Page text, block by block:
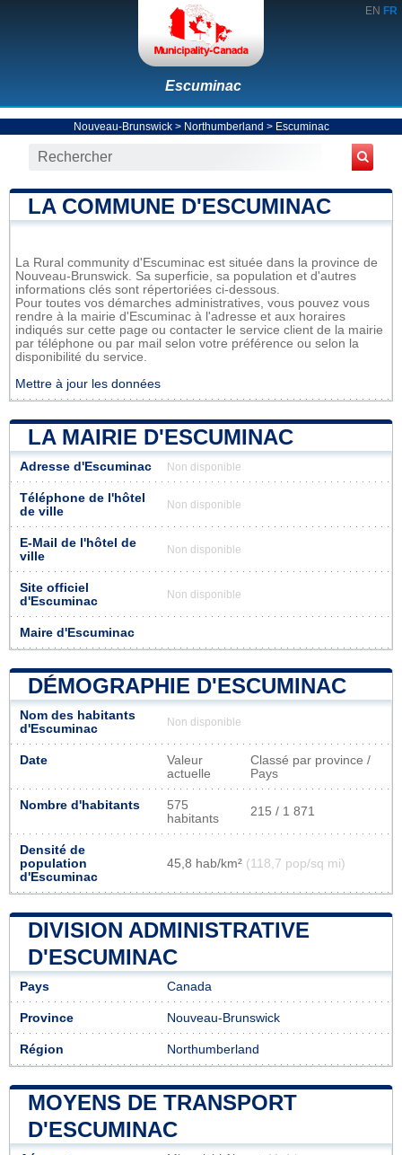
EN FR
Escuminac
Nouveau-Brunswick> Northumberland > Escuminac
LA COMMUNE D'ESCUMINAC
La Rural community d'Escuminac est située dans la province de
Nouveau-Brunswick. Sa superficie, sa population et d'autres
informations clés sont répertoriées ci-dessous.
Pour toutes vos démarches administratives, vous pouvez vous
rendre à la mairie d'Escuminac à l'adresse et aux horaires
indiqués sur cette page ou contacter le service client de la mairie
par téléphone ou par mail selon votre préférence ou selon la
disponibilité du service.
Mettre à jour les données
LA MAIRIE D'ESCUMINAC
Adresse d'Escuminac Non disponible
Téléphone de l'hôtel
de ville
Non disponible
E-Mail de l'hôtel de
ville
Non disponible
Site officiel
d'Escuminac
Non disponible
Maire d'Escuminac
DÉMOGRAPHIE D'ESCUMINAC
Nom des habitants
d'Escuminac
Non disponible
Date
Valeur
actuelle
Classé par province /
Pays
Nombre d'habitants
575
habitants
215 / 1 871
Densité de
population
d'Escuminac
45,8 hab/km² (118,7 pop/sq mi)
DIVISION ADMINISTRATIVE
D'ESCUMINAC
Pays Canada
Province Nouveau-Brunswick
Région Northumberland
MOYENS DE TRANSPORT
D'ESCUMINAC